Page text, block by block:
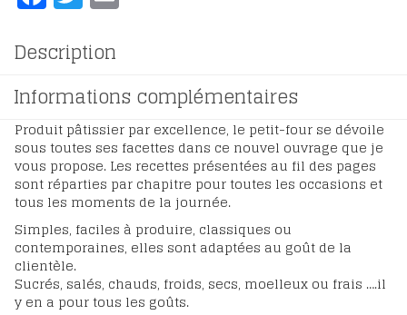
Description
Informations complémentaires
Produit pâtissier par excellence, le petit-four se dévoile
sous toutes ses facettes dans ce nouvel ouvrage que je
vous propose. Les recettes présentées au fil des pages
sont réparties par chapitre pour toutes les occasions et
tous les moments de la journée.
Simples, faciles à produire, classiques ou
contemporaines, elles sont adaptées au goût de la
clientèle.
Sucrés, salés, chauds, froids, secs, moelleux ou frais ….il
y en a pour tous les goûts.